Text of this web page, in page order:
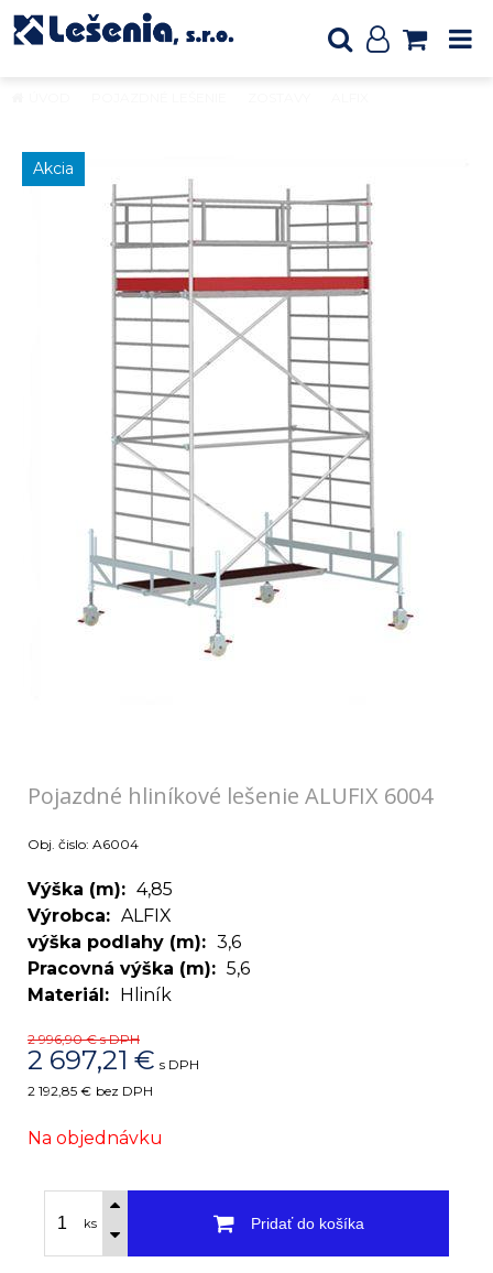
Akcia
Pojazdné hliníkové lešenie ALUFIX 6004
Obj. čislo: A6004
Výška (m)
4,85
Výrobca
ALFIX
výška podlahy (m)
3,6
Pracovná výška (m)
5,6
Materiál
Hliník
2 996,90 €s DPH
2 697,21 € s DPH
2 192,85 € bez DPH
Na objednávku
ks Pridať do košíka